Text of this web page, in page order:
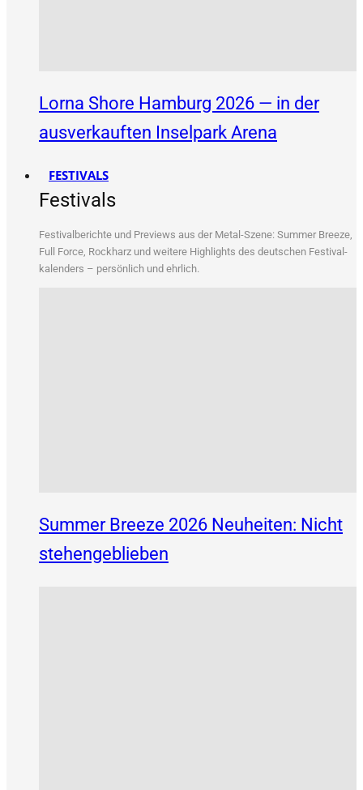
Lorna Shore Hamburg 2026 — in der
ausverkauften Inselpark Arena
FESTIVALS
Festivals
Fes­ti­val­be­rich­te und Pre­views aus der Metal-Sze­ne: Sum­mer Bree­ze,
Full Force, Rock­harz und wei­te­re High­lights des deut­schen Fes­ti­val­
ka­len­ders – per­sön­lich und ehrlich.
Summer Breeze 2026 Neuheiten: Nicht
stehengeblieben